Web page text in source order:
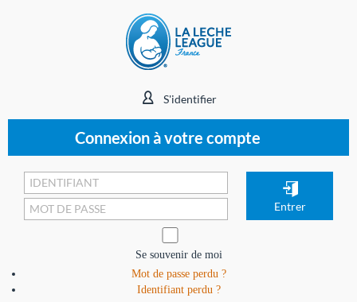
S'identifier
Connexion à votre compte
Se souvenir de moi
Mot de passe perdu ?
Identifiant perdu ?